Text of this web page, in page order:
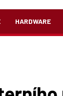
HARDWARE